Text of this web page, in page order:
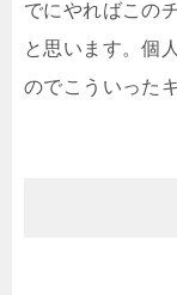
でにやればこの
と思います。個
のでこういった